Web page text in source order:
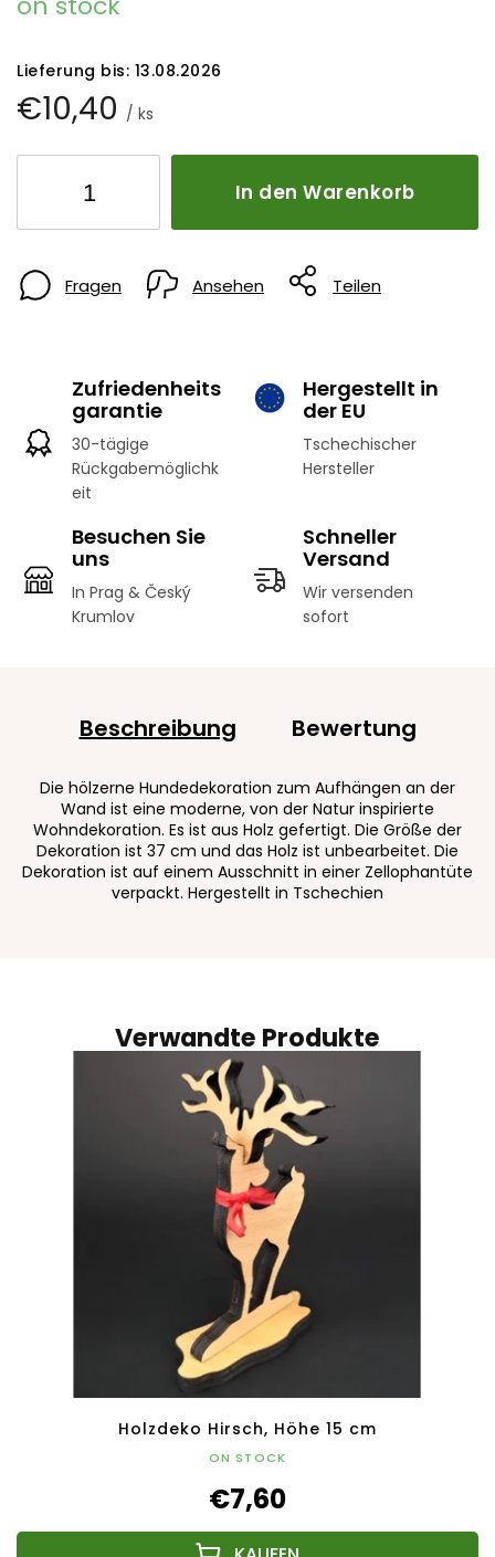
€10,40 / ks
Lieferung bis: 13.08.2026
In den Warenkorb
Fragen Ansehen Teilen
Zufriedenheits
garantie
30-tägige
Rückgabemöglichk
eit
Hergestellt in
der EU
Tschechischer
Hersteller
Besuchen Sie
uns
In Prag & Český
Krumlov
Schneller
Versand
Wir versenden
sofort
Verwandte Produkte
Holzdeko Hirsch, Höhe 15 cm
ON STOCK
€7,60
Beschreibung Bewertung
Die hölzerne Hundedekoration zum Aufhängen an der
Wand ist eine moderne, von der Natur inspirierte
Wohndekoration. Es ist aus Holz gefertigt. Die Größe der
Dekoration ist 37 cm und das Holz ist unbearbeitet. Die
Dekoration ist auf einem Ausschnitt in einer Zellophantüte
verpackt. Hergestellt in Tschechien